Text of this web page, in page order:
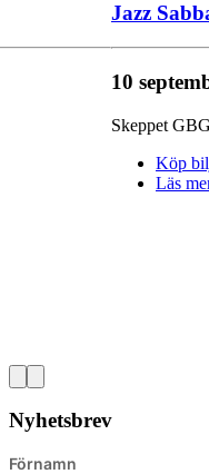
Jazz
10
Skeppet GBG
Köp
Läs
Nyhetsbrev
Förnamn